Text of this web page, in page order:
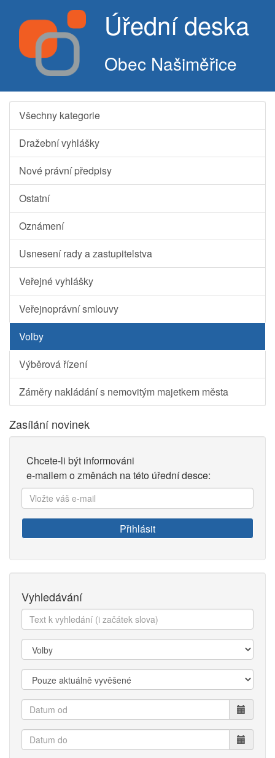
Úřední deska
Obec Našiměřice
Všechny kategorie
Dražební vyhlášky
Nové právní předpisy
Ostatní
Oznámení
Usnesení rady a zastupitelstva
Veřejné vyhlášky
Veřejnoprávní smlouvy
Volby
Výběrová řízení
Záměry nakládání s nemovitým majetkem města
Zasílání novinek
Chcete-li být informováni
e-mailem o změnách na této úřední desce:
Vložte
váš
e-
mail:
Přihlásit
Vyhledávání
Text
k
vyhledání:
Kategorie:
Zobrazit:
Datum
od
Datum
do